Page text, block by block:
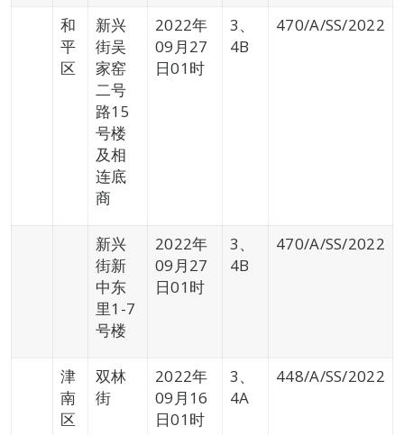
和
平
区
新兴
街吴
家窑
二号
路15
号楼
及相
连底
商
2022年
09月27
日01时
3、
4B
470/A/SS/2022
新兴
街新
中东
里1-7
号楼
2022年
09月27
日01时
3、
4B
470/A/SS/2022
津
南
区
双林
街
2022年
09月16
日01时
3、
4A
448/A/SS/2022